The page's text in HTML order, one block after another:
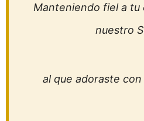
Manteniendo fiel a tu
nuestro
al que adoraste